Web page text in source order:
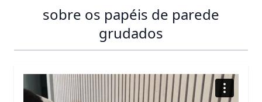
sobre os papéis de parede
grudados